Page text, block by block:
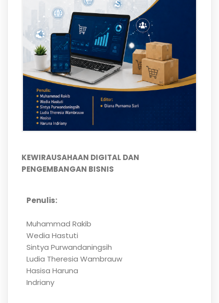
KEWIRAUSAHAAN DIGITAL DAN
PENGEMBANGAN BISNIS
Penulis:
Muhammad Rakib
Wedia Hastuti
Sintya Purwandaningsih
Ludia Theresia Wambrauw
Hasisa Haruna
Indriany